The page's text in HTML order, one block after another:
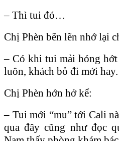
– Thì tui đó…
Chị Phèn bẽn lẽn nhớ lại
– Có khi tui mải hóng hớt
luôn, khách bỏ đi mới hay.
Chị Phèn hớn hở kể:
– Tui mới “mu” tới Cali
qua đây cũng như đọc